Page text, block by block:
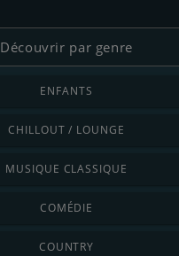
Découvrir par genre
ENFANTS
CHILLOUT / LOUNGE
MUSIQUE CLASSIQUE
COMÉDIE
COUNTRY